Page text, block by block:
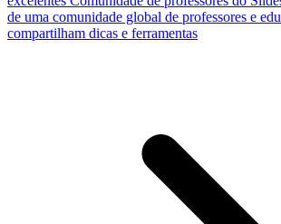
de uma comunidade global de professores e
compartilham dicas e ferramentas